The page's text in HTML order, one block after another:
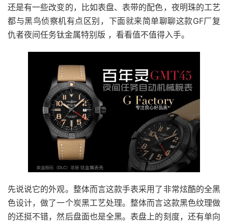
还是有一些改变的，比如表盘、表带的配色，夜明珠的工艺
都与黑鸟侦察机有点区别，下面就来简单聊聊这款GF厂复
仇者夜间任务钛金属特别版 ，看看值不值得入手。
先说说它的外观。整体而言这款手表采用了非常炫酷的全黑
色设计，做了一个炭黑工艺处理。整体而言这款黑色纹理做
的还挺不错，然后盘面也是全黑。表盘上的刻度，还有单向